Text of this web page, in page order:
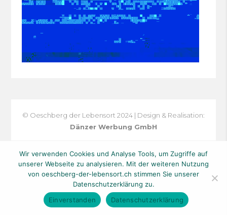
© Oeschberg der Lebensort 2024 | Design & Realisation:
Dänzer Werbung GmbH
Wir verwenden Cookies und Analyse Tools, um Zugriffe auf
unserer Webseite zu analysieren. Mit der weiteren Nutzung
von oeschberg-der-lebensort.ch stimmen Sie unserer
Datenschutzerklärung zu.
Einverstanden
Datenschutzerklärung